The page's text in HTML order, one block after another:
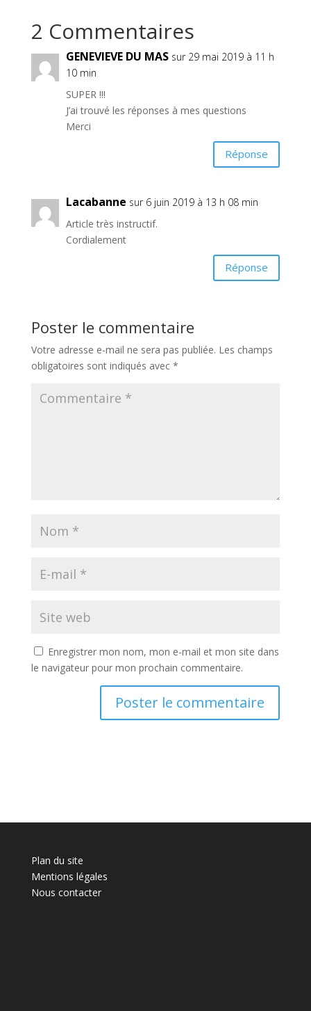
2 Commentaires
GENEVIEVE DU MAS sur 29 mai 2019 à 11 h
10 min
SUPER !!!
J’ai trouvé les réponses à mes questions
Merci
Réponse
Lacabanne sur 6 juin 2019 à 13 h 08 min
Article très instructif.
Cordialement
Réponse
Poster le commentaire
Votre adresse e-mail ne sera pas publiée. Les champs
obligatoires sont indiqués avec *
Enregistrer mon nom, mon e-mail et mon site dans
le navigateur pour mon prochain commentaire.
Plan du site
Mentions légales
Nous contacter